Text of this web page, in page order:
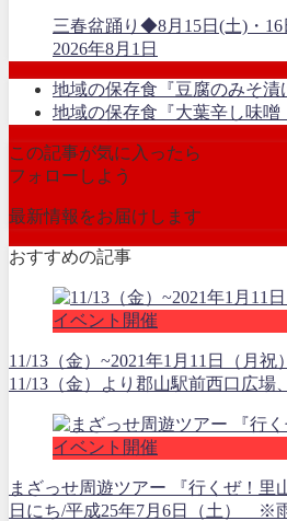
三春盆踊り◆8月15日(土)・16
2026年8月1日
地域の保存食『豆腐のみそ
地域の保存食『大葉辛し味
この記事が気に入ったら
フォローしよう
最新情報をお届けします
おすすめの記事
イベント開催
11/13（金）~2021年1月11日（
11/13（金）より郡山駅前西口広
イベント開催
まざっせ周遊ツアー 『行くぜ！里
日にち/平成25年7月6日（土） ※